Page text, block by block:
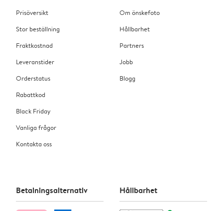
Prisöversikt
Stor beställning
Fraktkostnad
Leveranstider
Orderstatus
Rabattkod
Black Friday
Vanliga frågor
Kontakta oss
Om önskefoto
Hållbarhet
Partners
Jobb
Blogg
Betalningsalternativ Hållbarhet